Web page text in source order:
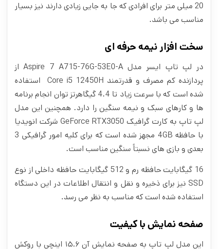
20 میلی متر برای افرادی که جا به جایی زیادی دارند نیز بسیار
مناسب می باشد.
سخت افزار نیمه حرفه ای
در لپ تاپ ایسر مدل Aspire 7 A715-76G-53E0-A از
پردازنده کم مصرف و قدرتمند Core i5 12450H استفاده
شده است که با سرعت زیاد تا 4.4 گیگاهرتز توان انجام برنامه‌
ها و کارهای سبک و نیمه‌ سنگین را دارد. همچنین این مدل
لپ تاپ به کارت گرافیک GeForce RTX3050 شرکت انویدیا
با حافظه 4GB مجهز شده است که برای کلیه امور گرافیکی 3
بعدی و بازی های نسبتاً سنگین مناسب است.
16 گیگابایت حافظه‌ رم و 512 گیگابایت حافظه‌ داخلی از نوع‌
‌SSD نیز برای ذخیره و نقل‌ و‌ انتقال اطلاعات در این دستگاه
استفاده شده است که مناسب به‌ نظر می‌ رسد.
صفحه نمایش با کیفیت
این مدل لپ تاپ به صفحه‌ نمایش آن ۱۵.۶ اینچی با روکش